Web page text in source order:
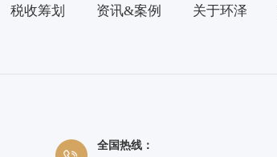
税收筹划 资讯&案例 关于环泽
全国热线：